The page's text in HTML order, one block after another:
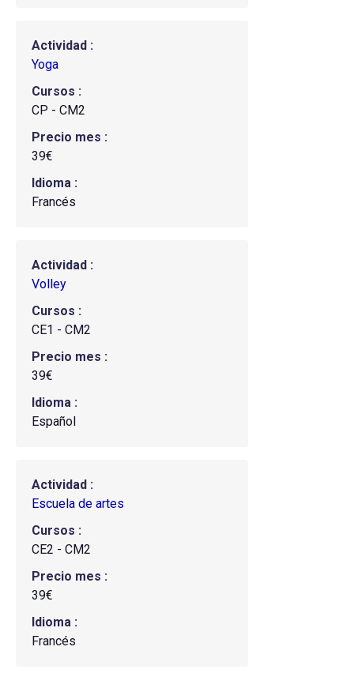
Actividad
Yoga
Cursos
CP - CM2
Precio mes
39€
Idioma
Francés
Actividad
Volley
Cursos
CE1 - CM2
Precio mes
39€
Idioma
Español
Actividad
Escuela de artes
Cursos
CE2 - CM2
Precio mes
39€
Idioma
Francés